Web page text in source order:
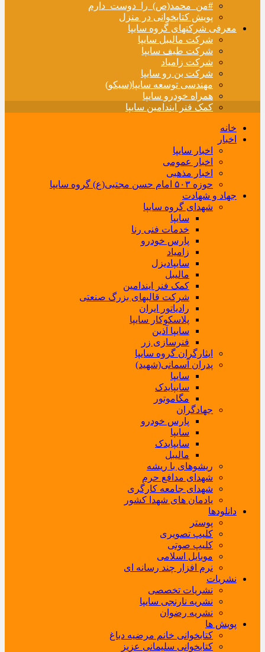
#من_محمد(ص)_را_دوست_دارم
پویش کتابخوانی در منزل
معرفی شرکتهای گروه سایپا
شرکت مالیبل سایپا
شرکت طیف سایپا
شرکت زامیاد
شرکت بن رو سایپا
مهندسی توسعه سایپا(سیکو)
همراه خودرو سایپا
کمک فنر ایندامین سایپا
خانه
اخبار
اخبار سایپا
اخبار عمومی
اخبار مذهبی
حوزه ۵۰۳ امام حسن مجتبی(ع) گروه سایپا
جهاد و شهادت
شهدای گروه سایپا
سایپا
خدمات فنی رنا
پارس خودرو
زامیاد
سایپادیزل
مالیبل
کمک فنر ایندامین
شرکت قالبهای بزرگ صنعتی
رادیاتور ایران
پلاسکوکار سایپا
سایپا آذین
فنرسازی زر
ایثارگران گروه سایپا
پدران آسمانی(شهید)
سایپا
سایپایدک
مگاموتور
جهادگران
پارس خودرو
سایپا
سایپایدک
مالیبل
ریشوهای با ریشه
شهدای مدافع حرم
شهدای جامعه کارگری
یادمان های شهدا کشور
دانلودها
پوستر
کلیپ تصویری
کلیپ صوتی
موبایل اسلامی
نرم افزار چند رسانه ای
نشریات
نشریات تخصصی
نشریه نارنجی سایپا
نشریه رضوان
پویش ها
کتابخوانی خانم مرضیه دباغ
کتابخوانی سلیمانی عزیز